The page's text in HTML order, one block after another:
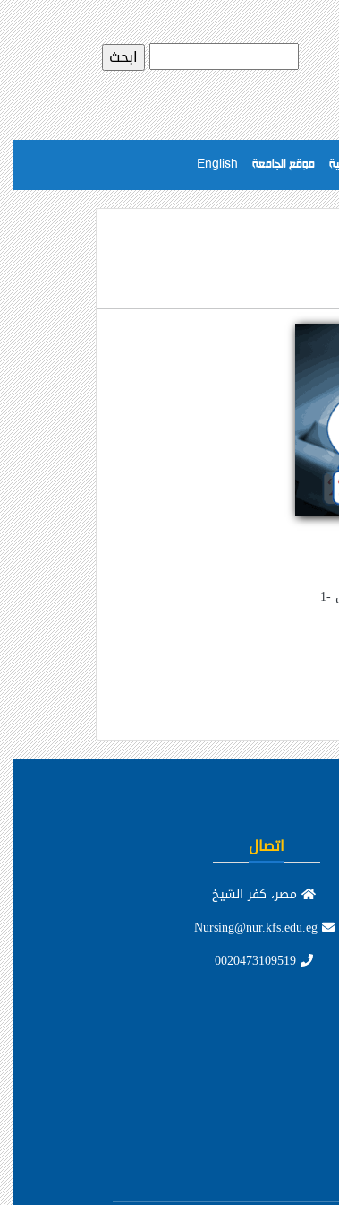
موقع الجامعة English
اتصال
مصر، كفر الشيخ
Nursing@nur.kfs.edu.eg